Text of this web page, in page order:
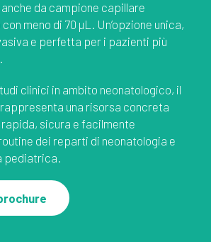
da campione capillare
meno di 70 µL. Un’opzione unica,
e perfetta per i pazienti più
clinici in ambito neonatologico, il
una risorsa concreta
sicura e facilmente
dei reparti di neonatologia e
pediatrica.